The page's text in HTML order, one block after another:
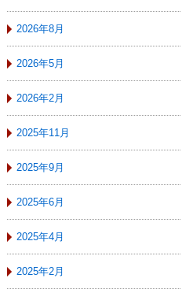
2026年8月
2026年5月
2026年2月
2025年11月
2025年9月
2025年6月
2025年4月
2025年2月